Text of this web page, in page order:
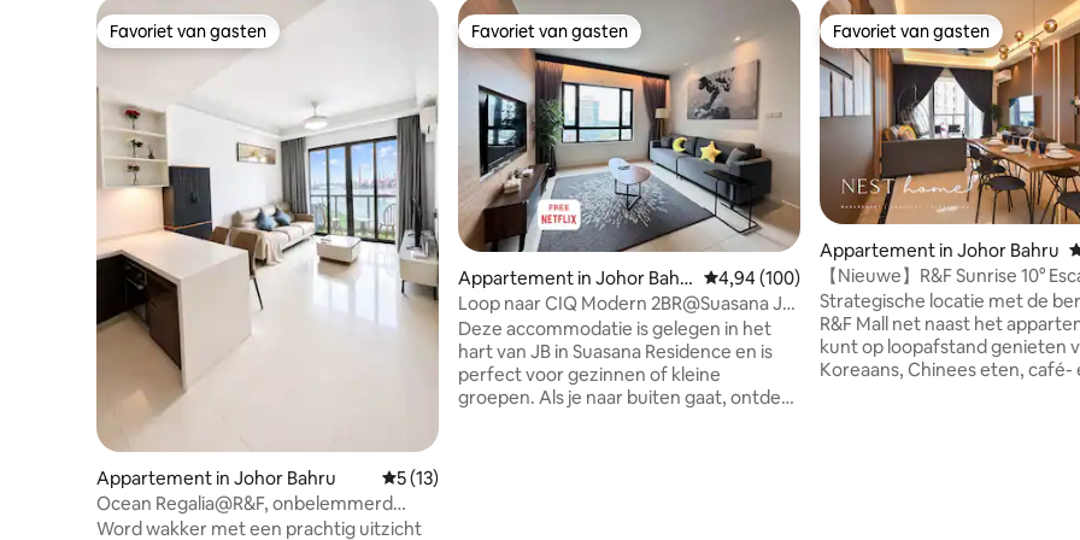
Favoriet van gasten
Favoriet van gasten
Appartement in Johor Bahru Gemiddelde beoordeling van 5 uit 5, 13 recensies
5 (13)
Ocean Regalia@R&F, onbelemmerd
zeezicht, gratis parkeren
Word wakker met een prachtig uitzicht
Favoriet van gasten
Favoriet van gasten
Appartement in Johor Bahr
u
Gemiddelde beoordeling van 4,94 uit 5, 100
4,94 (100)
Loop naar CIQ Modern 2BR@Suasana JB
| 6 personen | JBCC&CS
Deze accommodatie is gelegen in het
hart van JB in Suasana Residence en is
perfect voor gezinnen of kleine
groepen. Als je naar buiten gaat, ontdek
Favoriet van gasten
Favoriet van gasten
Appartement in Johor Bahru
【Nieuwe】R&F Sunrise 10°
Princess Cove【BBQ】
Strategische locatie met de
R&F Mall net naast het
kunt op loopafstand genieten
Koreaans, Chinees eten, café-